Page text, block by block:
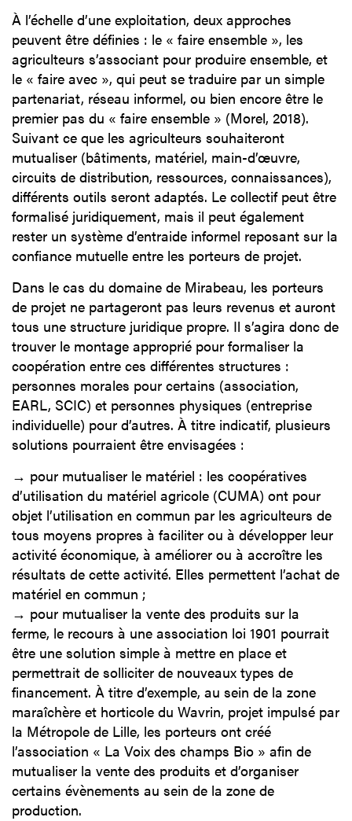
À l’échelle d’une exploitation, deux approches
peuvent être définies : le « faire ensemble », les
agriculteurs s’associant pour produire ensemble, et
le « faire avec », qui peut se traduire par un simple
partenariat, réseau informel, ou bien encore être le
premier pas du « faire ensemble » (Morel, 2018).
Suivant ce que les agriculteurs souhaiteront
mutualiser (bâtiments, matériel, main-d’œuvre,
circuits de distribution, ressources, connaissances),
différents outils seront adaptés. Le collectif peut être
formalisé juridiquement, mais il peut également
rester un système d’entraide informel reposant sur la
confiance mutuelle entre les porteurs de projet.
Dans le cas du domaine de Mirabeau, les porteurs
de projet ne partageront pas leurs revenus et auront
tous une structure juridique propre. Il s’agira donc de
trouver le montage approprié pour formaliser la
coopération entre ces différentes structures :
personnes morales pour certains (association,
EARL, SCIC) et personnes physiques (entreprise
individuelle) pour d’autres. À titre indicatif, plusieurs
solutions pourraient être envisagées :
→ pour mutualiser le matériel : les coopératives
d’utilisation du matériel agricole (CUMA) ont pour
objet l’utilisation en commun par les agriculteurs de
tous moyens propres à faciliter ou à développer leur
activité économique, à améliorer ou à accroître les
résultats de cette activité. Elles permettent l’achat de
matériel en commun ;
→ pour mutualiser la vente des produits sur la
ferme, le recours à une association loi 1901 pourrait
être une solution simple à mettre en place et
permettrait de solliciter de nouveaux types de
financement. À titre d’exemple, au sein de la zone
maraîchère et horticole du Wavrin, projet impulsé par
la Métropole de Lille, les porteurs ont créé
l’association « La Voix des champs Bio » afin de
mutualiser la vente des produits et d’organiser
certains évènements au sein de la zone de
production.